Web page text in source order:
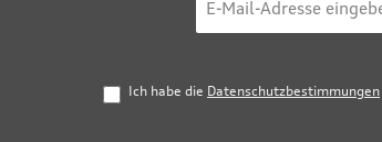
Mail-
Ich habe die Datenschutzbestimmungen